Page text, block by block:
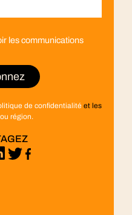
les communications
de confidentialité et les
région.